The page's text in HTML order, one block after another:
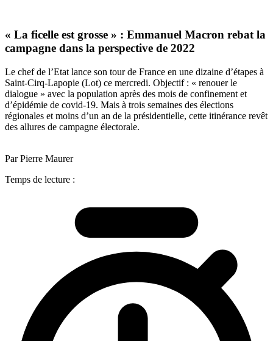
« La ficelle est grosse » : Emmanuel Macron rebat la
campagne dans la perspective de 2022
Le chef de l’Etat lance son tour de France en une dizaine d’étapes à
Saint-Cirq-Lapopie (Lot) ce mercredi. Objectif : « renouer le
dialogue » avec la population après des mois de confinement et
d’épidémie de covid-19. Mais à trois semaines des élections
régionales et moins d’un an de la présidentielle, cette itinérance revêt
des allures de campagne électorale.
Par Pierre Maurer
Temps de lecture :